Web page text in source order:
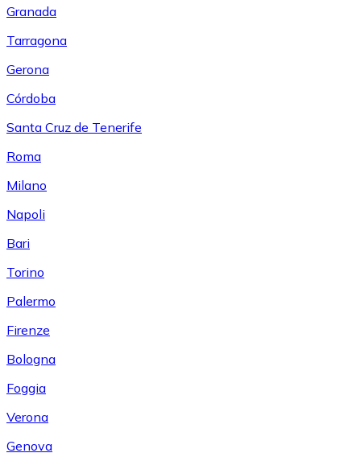
Granada
Tarragona
Gerona
Córdoba
Santa Cruz de Tenerife
Roma
Milano
Napoli
Bari
Torino
Palermo
Firenze
Bologna
Foggia
Verona
Genova